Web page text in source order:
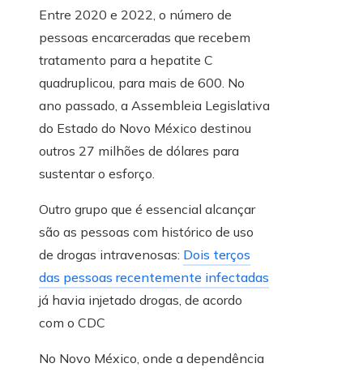
Entre 2020 e 2022, o número de
pessoas encarceradas que recebem
tratamento para a hepatite C
quadruplicou, para mais de 600. No
ano passado, a Assembleia Legislativa
do Estado do Novo México destinou
outros 27 milhões de dólares para
sustentar o esforço.
Outro grupo que é essencial alcançar
são as pessoas com histórico de uso
de drogas intravenosas: Dois terços
das pessoas recentemente infectadas
já havia injetado drogas, de acordo
com o CDC
No Novo México, onde a dependência